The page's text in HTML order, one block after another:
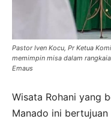
Pastor Iven Kocu, Pr Ketua
memimpin misa dalam
Emaus
Wisata Rohani yang
Manado ini